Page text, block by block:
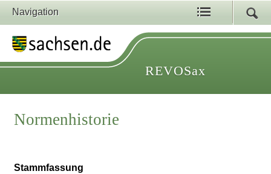
Navigation
REVOSax
Normenhistorie
Stammfassung